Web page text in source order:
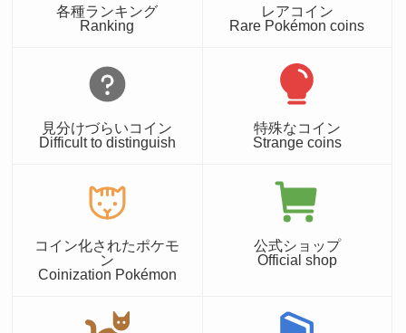
各種ランキング
Ranking
レアコイン
Rare Pokémon coins
見分けづらいコイン
Difficult to distinguish
特殊なコイン
Strange coins
コイン化されたポケモ
ン
Coinization Pokémon
公式ショップ
Official shop